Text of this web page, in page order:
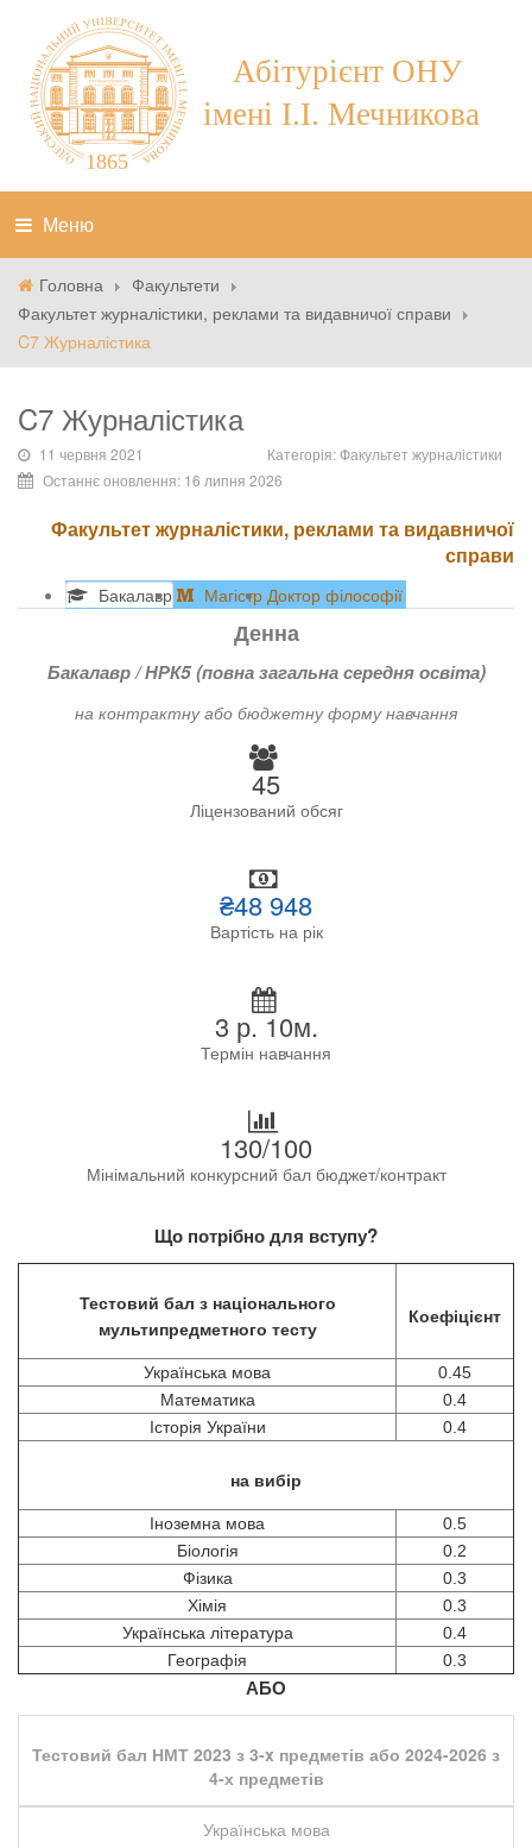
Меню
Головна
Факультети
Факультет журналістики, реклами та видавничої справи
C7 Журналістика
C7 Журналістика
11 червня 2021 Категорія:Факультет журналістики
Останнє оновлення: 16 липня 2026
Факультет журналістики, реклами та видавничої
справи
Бакалавр Магістр Доктор філософії
Денна
Бакалавр / НРК5 (повна загальна середня освіта)
на контрактну або бюджетну форму навчання
45
Ліцензований обсяг
₴48 948
Вартість на рік
3 р. 10м.
Термін навчання
130/100
Мінімальний конкурсний бал бюджет/контракт
Що потрібно для вступу?
Тестовий бал з національного
мультипредметного тесту
Коефіцієнт
Українська мова
0.45
Математика
0.4
Історія України
0.4
на вибір
Іноземна мова
0.5
Біологія
0.2
Фізика
0.3
Хімія
0.3
Українська література
0.4
Географія
0.3
АБО
Тестовий бал НМТ 2023 з 3-x предметів або 2024-2026 з
4-х предметів
Українська мова